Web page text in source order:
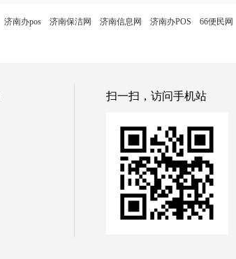
济南办pos 济南保洁网 济南信息网 济南办POS 66便民网
扫一扫，访问手机站